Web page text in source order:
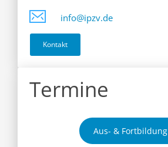
info@ipzv.de
Kontakt
Termine
Aus- & Fortbildung